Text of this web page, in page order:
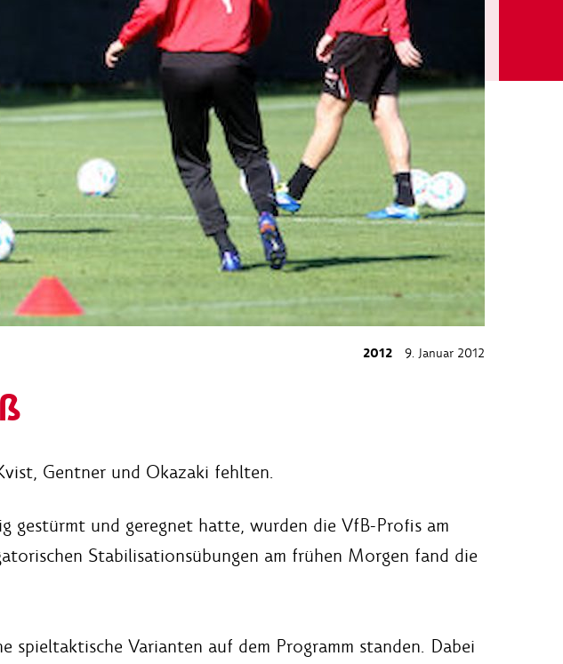
2012 9. Januar 2012
Gentner und Okazaki fehlten.
gestürmt und geregnet hatte, wurden die VfB-Profis am
Stabilisationsübungen am frühen Morgen fand die
spieltaktische Varianten auf dem Programm standen. Dabei